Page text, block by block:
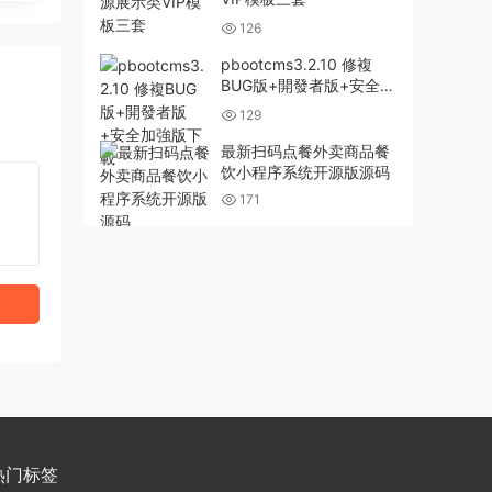
126
pbootcms3.2.10 修複
BUG版+開發者版+安全加
強版下載
129
最新扫码点餐外卖商品餐
饮小程序系统开源版源码
171
门标签